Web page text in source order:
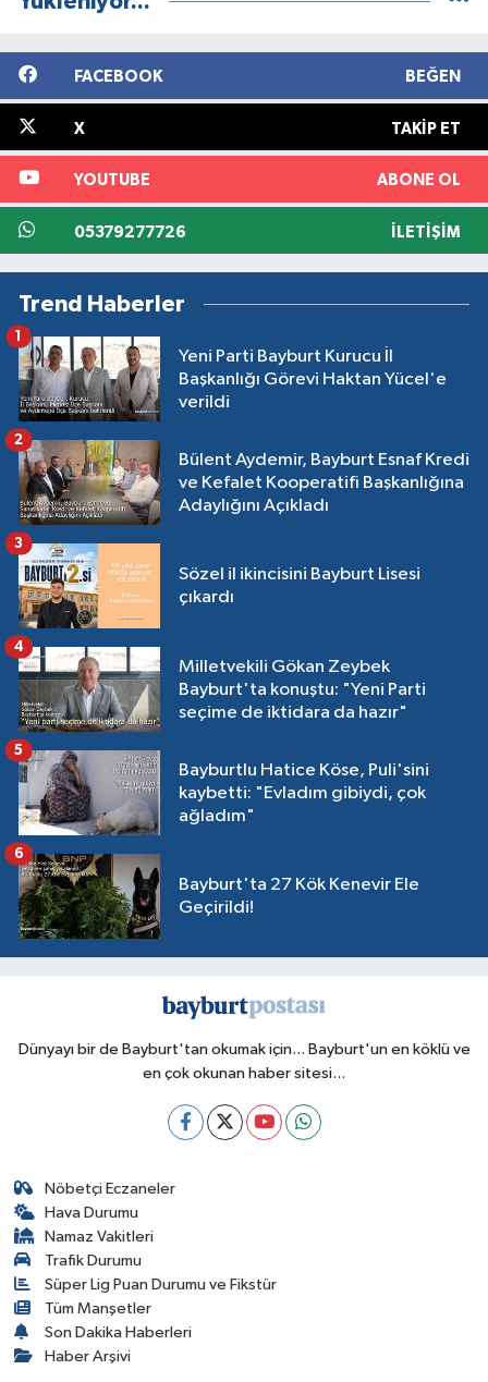
FACEBOOK BEĞEN
X TAKIP ET
YOUTUBE ABONE OL
05379277726 İLETIŞIM
Trend Haberler
Yeni Parti Bayburt Kurucu İl
Başkanlığı Görevi Haktan Yücel'e
verildi
1
Bülent Aydemir, Bayburt Esnaf Kredi
ve Kefalet Kooperatifi Başkanlığına
Adaylığını Açıkladı
2
Sözel il ikincisini Bayburt Lisesi
çıkardı
3
Milletvekili Gökan Zeybek
Bayburt'ta konuştu: "Yeni Parti
seçime de iktidara da hazır"
4
Bayburtlu Hatice Köse, Puli'sini
kaybetti: "Evladım gibiydi, çok
ağladım"
5
Bayburt'ta 27 Kök Kenevir Ele
Geçirildi!
6
Dünyayı bir de Bayburt'tan okumak için... Bayburt'un en köklü ve
en çok okunan haber sitesi...
Nöbetçi Eczaneler
Hava Durumu
Namaz Vakitleri
Trafik Durumu
Süper Lig Puan Durumu ve Fikstür
Tüm Manşetler
Son Dakika Haberleri
Haber Arşivi